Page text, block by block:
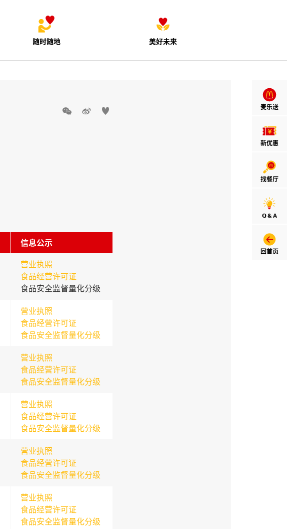
随时随地 美好未来
麦乐送
新优惠
找餐厅
Q & A
回首页
  
信息公示
营业执照
食品经营许可证
食品安全监督量化分级
营业执照
食品经营许可证
食品安全监督量化分级
营业执照
食品经营许可证
食品安全监督量化分级
营业执照
食品经营许可证
食品安全监督量化分级
营业执照
食品经营许可证
食品安全监督量化分级
营业执照
食品经营许可证
食品安全监督量化分级